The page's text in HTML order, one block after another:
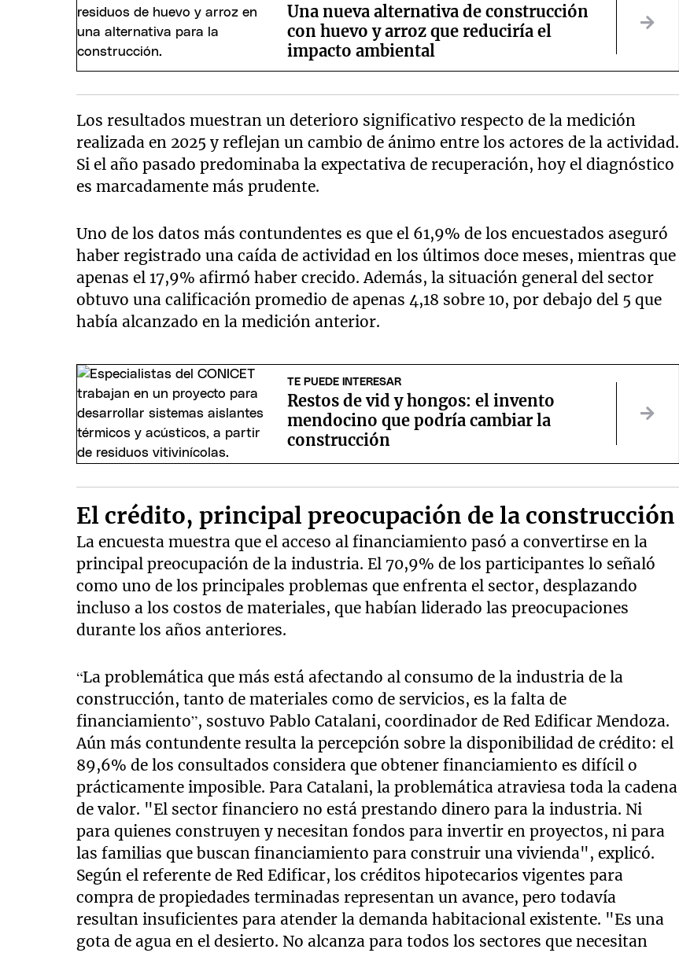
Una nueva alternativa de construcción
con huevo y arroz que reduciría el
impacto ambiental
Los resultados muestran un deterioro significativo respecto de la medición
realizada en 2025 y reflejan un cambio de ánimo entre los actores de la actividad.
Si el año pasado predominaba la expectativa de recuperación, hoy el diagnóstico
es marcadamente más prudente.
Uno de los datos más contundentes es que el 61,9% de los encuestados aseguró
haber registrado una caída de actividad en los últimos doce meses, mientras que
apenas el 17,9% afirmó haber crecido. Además, la situación general del sector
obtuvo una calificación promedio de apenas 4,18 sobre 10, por debajo del 5 que
había alcanzado en la medición anterior.
TE PUEDE INTERESAR
Restos de vid y hongos: el invento
mendocino que podría cambiar la
construcción
El crédito, principal preocupación de la construcción
La encuesta muestra que el acceso al financiamiento pasó a convertirse en la
principal preocupación de la industria. El 70,9% de los participantes lo señaló
como uno de los principales problemas que enfrenta el sector, desplazando
incluso a los costos de materiales, que habían liderado las preocupaciones
durante los años anteriores.
“La problemática que más está afectando al consumo de la industria de la
construcción, tanto de materiales como de servicios, es la falta de
financiamiento”, sostuvo Pablo Catalani, coordinador de Red Edificar Mendoza.
Aún más contundente resulta la percepción sobre la disponibilidad de crédito: el
89,6% de los consultados considera que obtener financiamiento es difícil o
prácticamente imposible. Para Catalani, la problemática atraviesa toda la cadena
de valor. "El sector financiero no está prestando dinero para la industria. Ni
para quienes construyen y necesitan fondos para invertir en proyectos, ni para
las familias que buscan financiamiento para construir una vivienda", explicó.
Según el referente de Red Edificar, los créditos hipotecarios vigentes para
compra de propiedades terminadas representan un avance, pero todavía
resultan insuficientes para atender la demanda habitacional existente. "Es una
gota de agua en el desierto. No alcanza para todos los sectores que necesitan